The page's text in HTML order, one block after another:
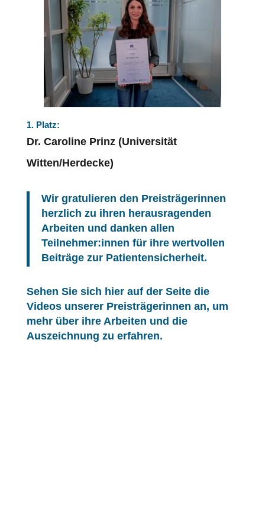
1. Platz:
Dr. Caroline Prinz (Universität
Witten/Herdecke)
Wir gratulieren den Preisträgerinnen
herzlich zu ihren herausragenden
Arbeiten und danken allen
Teilnehmer:innen für ihre wertvollen
Beiträge zur Patientensicherheit.
Sehen Sie sich hier auf der Seite die
Videos unserer Preisträgerinnen an, um
mehr über ihre Arbeiten und die
Auszeichnung zu erfahren.